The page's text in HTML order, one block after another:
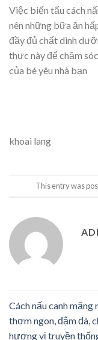
Việc biến tấu cách
nên những bữa ăn
đầy đủ chất dinh
thực này để chăm
của bé yêu nhà bạn
khoai lang
This entry was
Cách nấu canh măng
thơm ngon, đậm đà,
hương vị truyền